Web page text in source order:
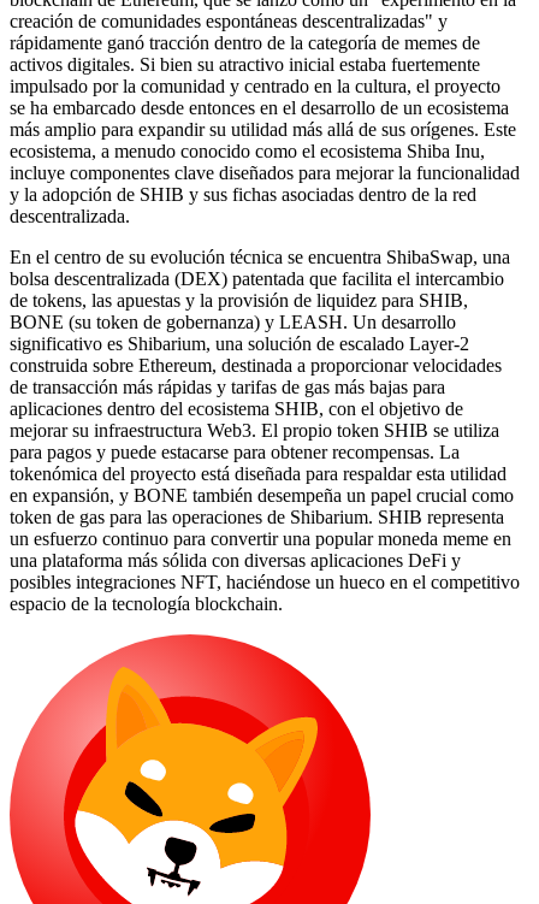
creación de comunidades espontáneas descentralizadas" y
rápidamente ganó tracción dentro de la categoría de memes de
activos digitales. Si bien su atractivo inicial estaba fuertemente
impulsado por la comunidad y centrado en la cultura, el proyecto
se ha embarcado desde entonces en el desarrollo de un ecosistema
más amplio para expandir su utilidad más allá de sus orígenes. Este
ecosistema, a menudo conocido como el ecosistema Shiba Inu,
incluye componentes clave diseñados para mejorar la funcionalidad
y la adopción de SHIB y sus fichas asociadas dentro de la red
descentralizada.
En el centro de su evolución técnica se encuentra ShibaSwap, una
bolsa descentralizada (DEX) patentada que facilita el intercambio
de tokens, las apuestas y la provisión de liquidez para SHIB,
BONE (su token de gobernanza) y LEASH. Un desarrollo
significativo es Shibarium, una solución de escalado Layer-2
construida sobre Ethereum, destinada a proporcionar velocidades
de transacción más rápidas y tarifas de gas más bajas para
aplicaciones dentro del ecosistema SHIB, con el objetivo de
mejorar su infraestructura Web3. El propio token SHIB se utiliza
para pagos y puede estacarse para obtener recompensas. La
tokenómica del proyecto está diseñada para respaldar esta utilidad
en expansión, y BONE también desempeña un papel crucial como
token de gas para las operaciones de Shibarium. SHIB representa
un esfuerzo continuo para convertir una popular moneda meme en
una plataforma más sólida con diversas aplicaciones DeFi y
posibles integraciones NFT, haciéndose un hueco en el competitivo
espacio de la tecnología blockchain.